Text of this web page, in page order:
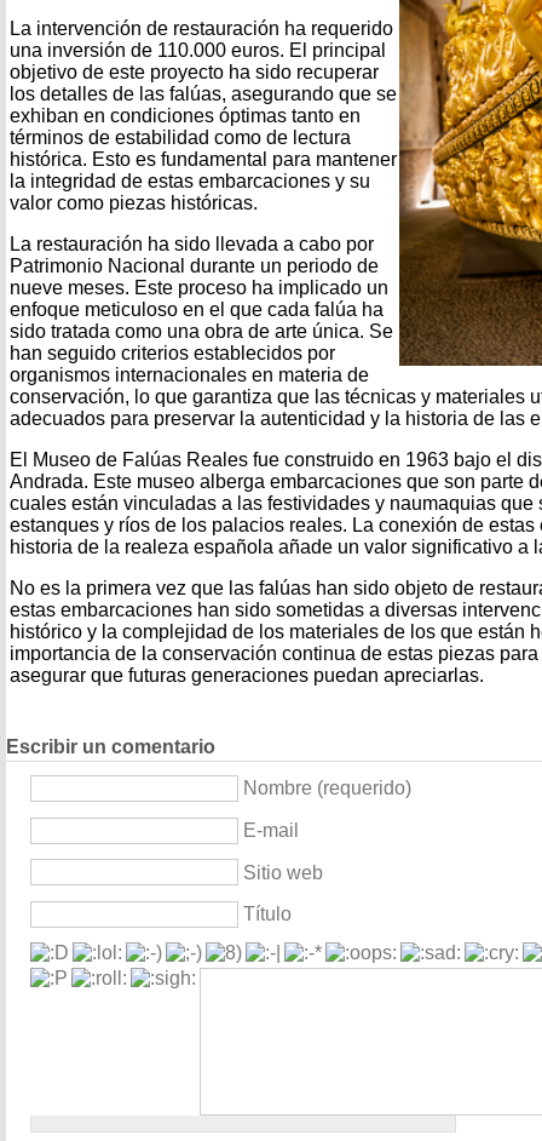
La intervención de restauración ha requerido
una inversión de 110.000 euros. El principal
objetivo de este proyecto ha sido recuperar
los detalles de las falúas, asegurando que se
exhiban en condiciones óptimas tanto en
términos de estabilidad como de lectura
histórica. Esto es fundamental para mantener
la integridad de estas embarcaciones y su
valor como piezas históricas.
La restauración ha sido llevada a cabo por
Patrimonio Nacional durante un periodo de
nueve meses. Este proceso ha implicado un
enfoque meticuloso en el que cada falúa ha
sido tratada como una obra de arte única. Se
han seguido criterios establecidos por
organismos internacionales en materia de
conservación, lo que garantiza que las técnicas y materiales
adecuados para preservar la autenticidad y la historia de las
El Museo de Falúas Reales fue construido en 1963 bajo el
Andrada. Este museo alberga embarcaciones que son parte
cuales están vinculadas a las festividades y naumaquias que
estanques y ríos de los palacios reales. La conexión de
historia de la realeza española añade un valor significativo a
No es la primera vez que las falúas han sido objeto de
estas embarcaciones han sido sometidas a diversas
histórico y la complejidad de los materiales de los que están
importancia de la conservación continua de estas piezas
asegurar que futuras generaciones puedan apreciarlas.
Escribir un comentario
Nombre (requerido)
E-mail
Sitio web
Título